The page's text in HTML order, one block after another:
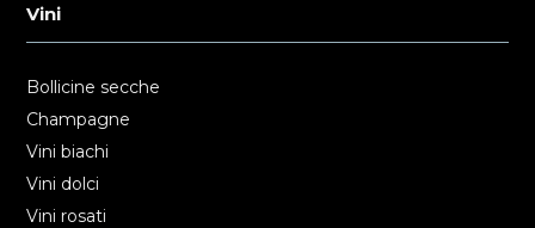
Vini
Bollicine secche
Champagne
Vini biachi
Vini dolci
Vini rosati